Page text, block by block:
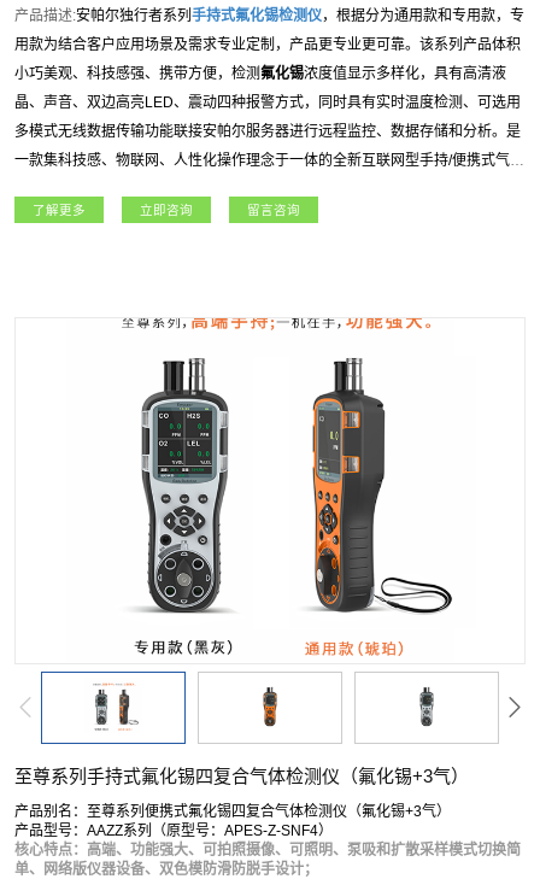
产品描述:安帕尔独行者系列 手持式氟化锡检测仪，根据分为通用款和专用款，专
用款为结合客户应用场景及需求专业定制，产品更专业更可靠。该系列产品体积
小巧美观、科技感强、携带方便，检测氟化锡浓度值显示多样化，具有高清液
晶、声音、双边高亮LED、震动四种报警方式，同时具有实时温度检测、可选用
多模式无线数据传输功能联接安帕尔服务器进行远程监控、数据存储和分析。是
一款集科技感、物联网、人性化操作理念于一体的全新互联网型手持/便携式气体
工、电力、科研院所、市政工程、矿业、冶金等各行业领域。
了解更多 立即咨询 留言咨询
至尊系列手持式氟化锡四复合气体检测仪（氟化锡+3气）
产品别名：至尊系列便携式氟化锡四复合气体检测仪（氟化锡+3气）
产品型号：AAZZ系列（原型号：APES-Z-SNF4）
核心特点：高端、功能强大、可拍照摄像、可照明、泵吸和扩散采样模式切换简
单、网络版仪器设备、双色模防滑防脱手设计；